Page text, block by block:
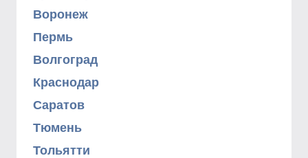
Воронеж
Пермь
Волгоград
Краснодар
Саратов
Тюмень
Тольятти